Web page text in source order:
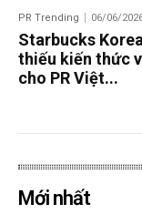
PR Trending 06/06/
Starbucks
thiếu kiến thức
cho PR Việt...
Mới nhất